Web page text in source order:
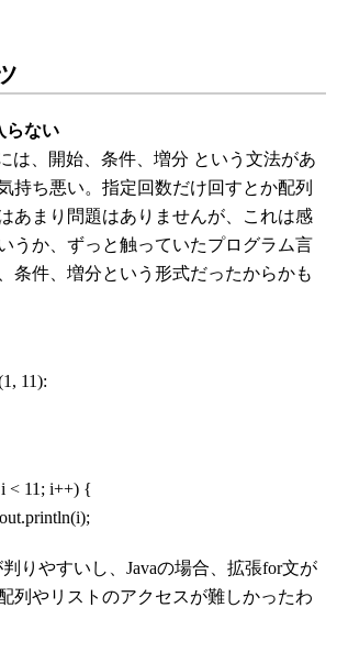
らない
、開始、条件、増分 という文法があ
持ち悪い。指定回数だけ回すとか配列
あまり問題はありませんが、これは感
うか、ずっと触っていたプログラム言
条件、増分という形式だったからかも
11):
11; i++) {
りやすいし、Javaの場合、拡張for文が
列やリストのアクセスが難しかったわ